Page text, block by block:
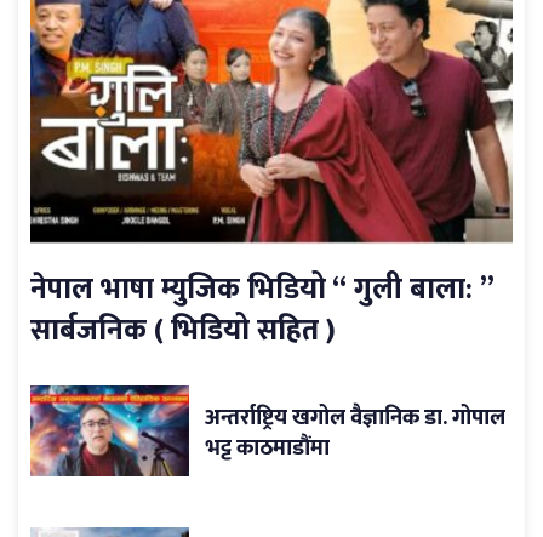
नेपाल भाषा म्युजिक भिडियो “ गुली बाला: ”
सार्बजनिक ( भिडियो सहित )
अन्तर्राष्ट्रिय खगोल वैज्ञानिक डा. गोपाल
भट्ट काठमाडौंमा